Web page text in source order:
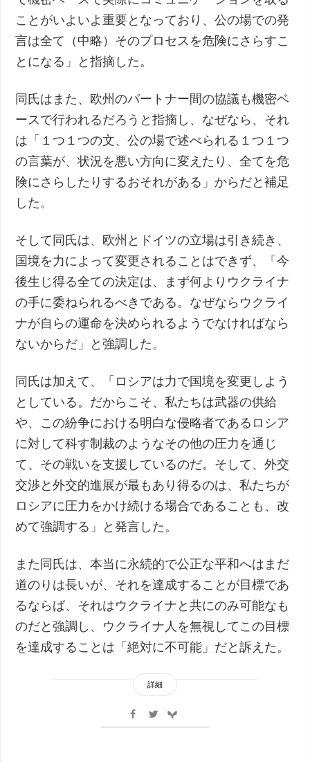
ことがいよいよ重要となっており、公の場での発
言は全て（中略）そのプロセスを危険にさらすこ
とになる」と指摘した。
同氏はまた、欧州のパートナー間の協議も機密ベ
ースで行われるだろうと指摘し、なぜなら、それ
は「１つ１つの文、公の場で述べられる１つ１つ
の言葉が、状況を悪い方向に変えたり、全てを危
険にさらしたりするおそれがある」からだと補足
した。
そして同氏は、欧州とドイツの立場は引き続き、
国境を力によって変更されることはできず、「今
後生じ得る全ての決定は、まず何よりウクライナ
の手に委ねられるべきである。なぜならウクライ
ナが自らの運命を決められるようでなければなら
ないからだ」と強調した。
同氏は加えて、「ロシアは力で国境を変更しよう
としている。だからこそ、私たちは武器の供給
や、この紛争における明白な侵略者であるロシア
に対して科す制裁のようなその他の圧力を通じ
て、その戦いを支援しているのだ。そして、外交
交渉と外交的進展が最もあり得るのは、私たちが
ロシアに圧力をかけ続ける場合であることも、改
めて強調する」と発言した。
また同氏は、本当に永続的で公正な平和へはまだ
道のりは長いが、それを達成することが目標であ
るならば、それはウクライナと共にのみ可能なも
のだと強調し、ウクライナ人を無視してこの目標
を達成することは「絶対に不可能」だと訴えた。
詳細